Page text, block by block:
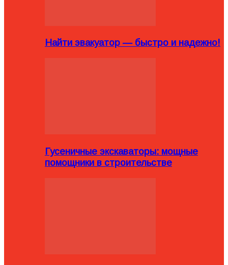
Найти эвакуатор — быстро и надежно!
Гусеничные экскаваторы: мощные
помощники в строительстве